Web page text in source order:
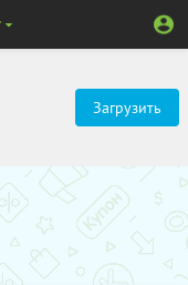
Загрузить